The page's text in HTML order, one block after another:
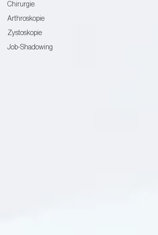
Chirurgie
Arthroskopie
Zystoskopie
Job-Shadowing